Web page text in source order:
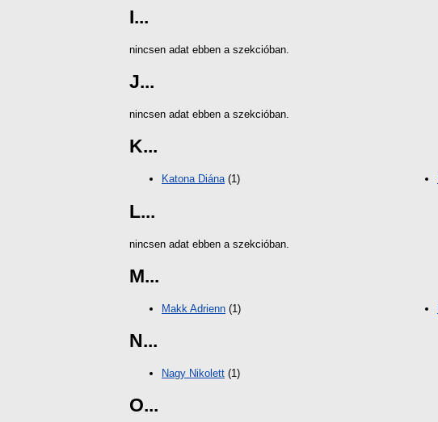
I...
nincsen adat ebben a szekcióban.
J...
nincsen adat ebben a szekcióban.
K...
Katona Diána(1)
L...
nincsen adat ebben a szekcióban.
M...
Makk Adrienn (1)
N...
Nagy Nikolett (1)
O...